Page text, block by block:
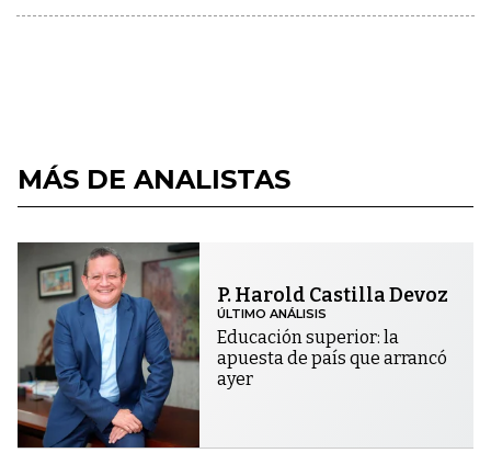
MÁS DE ANALISTAS
P. Harold Castilla Devoz
ÚLTIMO ANÁLISIS
Educación superior: la
apuesta de país que arrancó
ayer